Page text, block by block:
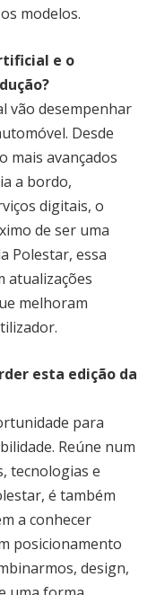
modelos.
e o
vão desempenhar
Desde
mais avançados
a bordo,
digitais, o
de ser uma
Polestar, essa
atualizações
melhoram
esta edição da
para
Reúne num
tecnologias e
é também
a conhecer
posicionamento
design,